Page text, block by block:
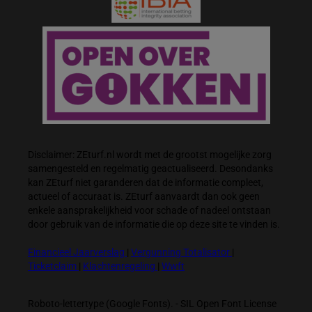
Disclaimer: ZEturf.nl wordt met de grootst mogelijke zorg
samengesteld en regelmatig geactualiseerd. Desondanks
kan ZEturf niet garanderen dat de informatie compleet,
actueel of accuraat is. ZEturf aanvaardt dan ook geen
enkele aansprakelijkheid voor schade of nadeel ontstaan
door gebruik van de informatie die op deze site te vinden is.
Financieel Jaarverslag Vergunning Totalisator
Ticketclaim
Klachtenregeling Wwft
Roboto-lettertype (Google Fonts). - SIL Open Font License